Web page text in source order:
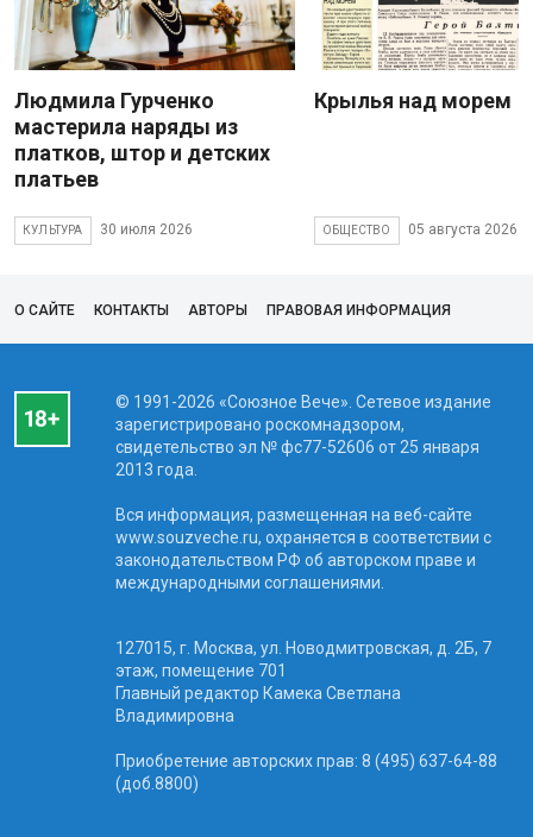
Людмила Гурченко
мастерила наряды из
платков, штор и детских
платьев
КУЛЬТУРА 30 июля 2026
Крылья над морем
ОБЩЕСТВО 05 августа 2026
О САЙТЕ КОНТАКТЫ АВТОРЫ ПРАВОВАЯ ИНФОРМАЦИЯ
© 1991-2026 «Союзное Вече». Сетевое издание
зарегистрировано роскомнадзором,
свидетельство эл № фc77-52606 от 25 января
2013 года.
Вся информация, размещенная на веб-сайте
www.souzveche.ru, охраняется в соответствии с
законодательством РФ об авторском праве и
международными соглашениями.
127015, г. Москва, ул. Новодмитровская, д. 2Б, 7
этаж, помещение 701
Главный редактор Камека Светлана
Владимировна
Приобретение авторских прав: 8 (495) 637-64-88
(доб.8800)